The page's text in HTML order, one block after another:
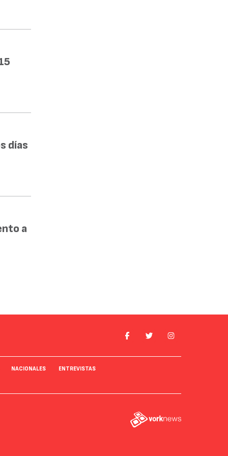
días
a
NACIONALES
ENTREVISTAS